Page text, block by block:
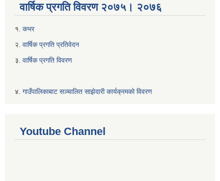
वार्षिक प्रगति विवरण २०७५। २०७६
१. कभर
२. वार्षिक प्रगति प्रतिवेदन
३. वार्षिक प्रगति विवरण
४. गाउँपालिकाबाट सञ्चालित साझेदारी कार्यक्रमकाे विवरण
Youtube Channel